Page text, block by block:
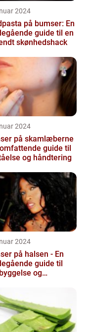
2024
på bumser: En
guide til en
skønhedshack
2024
på skamlæberne
guide til
og håndtering
2024
på halsen - En
guide til
og